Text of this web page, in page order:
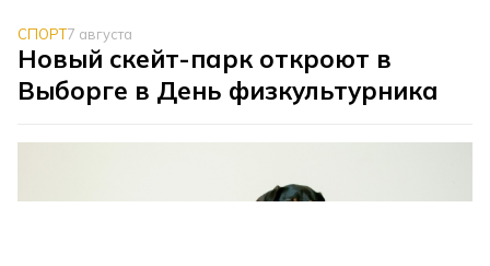
СПОРТ7 августа
Новый скейт-парк откроют в
Выборге в День физкультурника